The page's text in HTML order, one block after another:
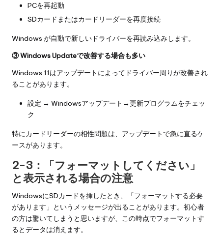
PCを再起動
SDカードまたはカードリーダーを再度接続
Windows が自動で新しいドライバーを再読み込みします。
③ Windows Updateで改善する場合も多い
Windows 11はアップデートによってドライバー周りが改善され
ることがあります。
設定 → Windowsアップデート→更新プログラムをチェッ
ク
特にカードリーダーの相性問題は、アップデートで急に直るケ
ースがあります。
2-3：「フォーマットしてください」
と表示される場合の注意
WindowsにSDカードを挿したとき、「フォーマットする必要
があります」というメッセージが出ることがあります。初心者
の方は驚いてしまうと思いますが、この時点でフォーマットす
るとデータは消えます。